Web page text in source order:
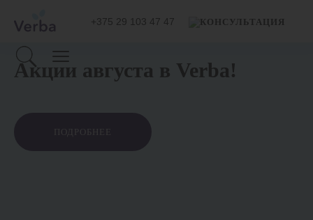
+375 29 103 47 47
Акции августа в Verba!
ПОДРОБНЕЕ